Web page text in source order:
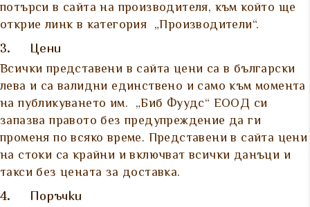
потърси в сайта на производителя, към който ще
открие линк в категория „Производители“.
3. Цени
Всички представени в сайта цени са в български
лева и са валидни единствено и само към момента
на публикуването им. „Биб Фуудс“ ЕООД си
запазва правото без предупреждение да ги
променя по всяко време. Представени в сайта цени
на стоки са крайни и включват всички данъци и
такси без цената за доставка.
4. Поръчки